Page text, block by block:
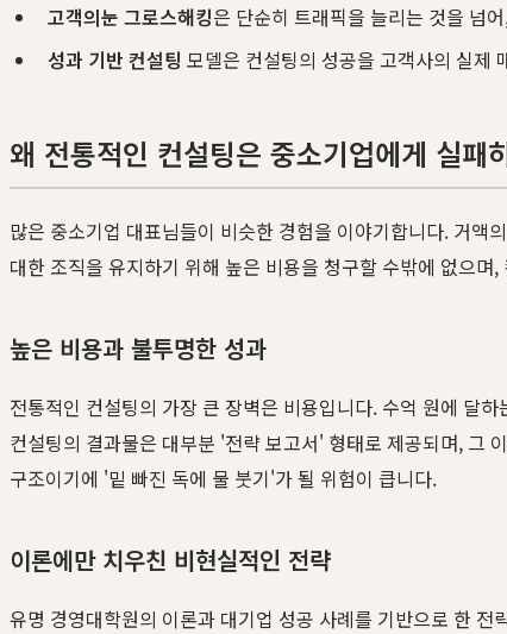
고객의눈 그로스해킹은 단순히 트래픽을 늘리는 것을 넘
성과 기반 컨설팅 모델은 컨설팅의 성공을 고객사의 실제
왜 전통적인 컨설팅은 중소기업에게 실패
많은 중소기업 대표님들이 비슷한 경험을 이야기합니다. 거액
대한 조직을 유지하기 위해 높은 비용을 청구할 수밖에 없으
높은 비용과 불투명한 성과
전통적인 컨설팅의 가장 큰 장벽은 비용입니다. 수억 원에 달
컨설팅의 결과물은 대부분 '전략 보고서' 형태로 제공되며, 그
구조이기에 '밑 빠진 독에 물 붓기'가 될 위험이 큽니다.
이론에만 치우친 비현실적인 전략
유명 경영대학원의 이론과 대기업 성공 사례를 기반으로 한